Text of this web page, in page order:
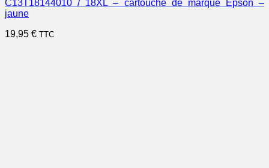
C13T18144010 / 18XL – cartouche de marque Epson –
jaune
19,95 € TTC